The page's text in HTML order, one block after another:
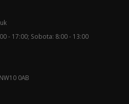
- 17:00; Sobota: 8:00 - 13:00
0AB